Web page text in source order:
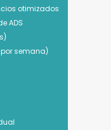
otimizados
ADS
semana)